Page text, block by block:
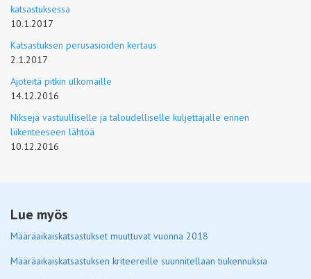
katsastuksessa
10.1.2017
Katsastuksen perusasioiden kertaus
2.1.2017
Ajoteitä pitkin ulkomaille
14.12.2016
Niksejä vastuulliselle ja taloudelliselle kuljettajalle ennen
liikenteeseen lähtöä
10.12.2016
Lue myös
Määräaikaiskatsastukset muuttuvat vuonna 2018
Määräaikaiskatsastuksen kriteereille suunnitellaan tiukennuksia